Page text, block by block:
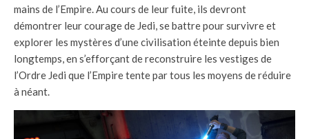
mains de l’Empire. Au cours de leur fuite, ils devront
démontrer leur courage de Jedi, se battre pour survivre et
explorer les mystères d’une civilisation éteinte depuis bien
longtemps, en s’efforçant de reconstruire les vestiges de
l’Ordre Jedi que l’Empire tente par tous les moyens de réduire
à néant.